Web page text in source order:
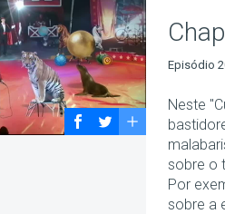
Episódio
Neste
sobre o
Por
sobre a